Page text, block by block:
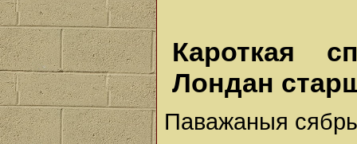
Кароткая
Лондан
Паважаныя сябры